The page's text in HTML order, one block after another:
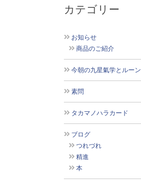
カテゴリー
お知らせ
商品のご紹介
今朝の九星氣学とルーン
素問
タカマノハラカード
ブログ
つれづれ
精進
本